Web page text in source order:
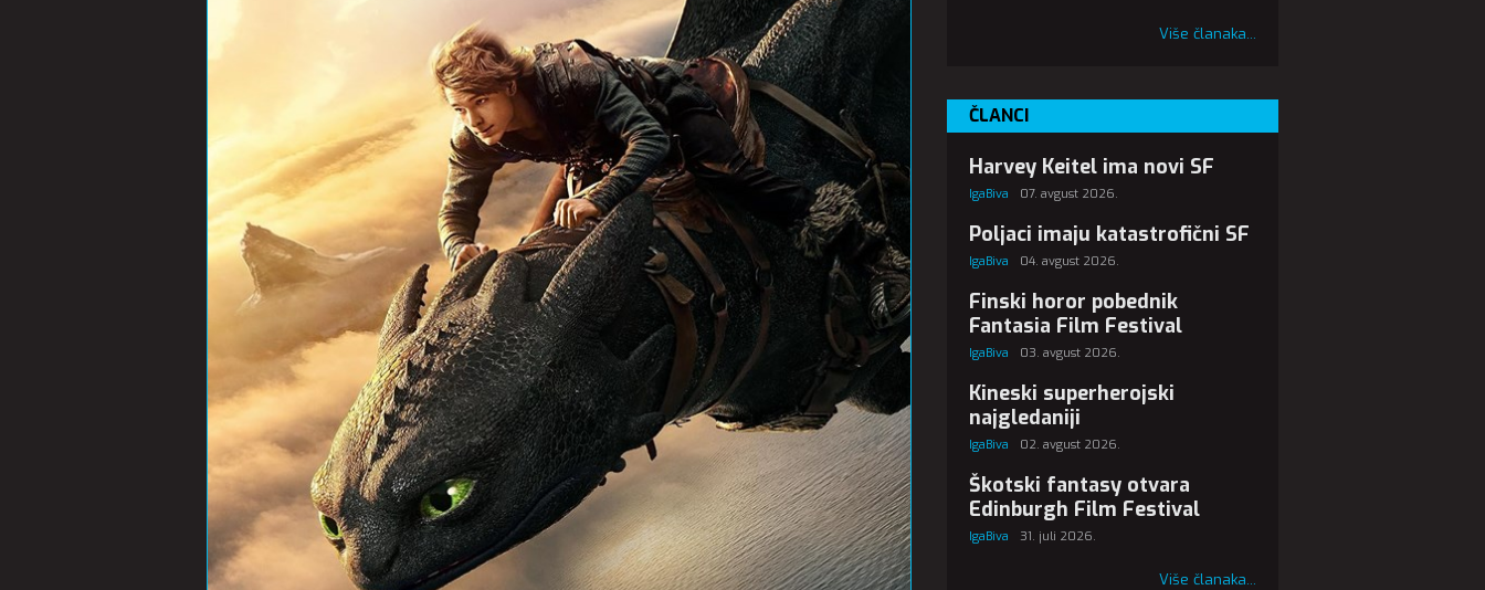
Više članaka...
ČLANCI
Harvey Keitel ima novi SF
IgaBiva 07. avgust 2026.
Poljaci imaju katastrofični SF
IgaBiva 04. avgust 2026.
Finski horor pobednik
Fantasia Film Festival
IgaBiva 03. avgust 2026.
Kineski superherojski
najgledaniji
IgaBiva 02. avgust 2026.
Škotski fantasy otvara
Edinburgh Film Festival
IgaBiva 31. juli 2026.
Više članaka...